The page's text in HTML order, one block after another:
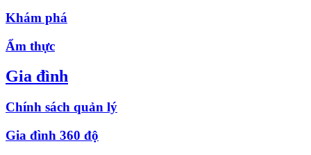
Khám phá
Ẩm thực
Gia đình
Chính sách quản lý
Gia đình 360 độ